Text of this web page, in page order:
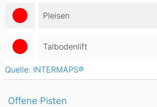
Offene Pisten
Pleisen
Talbodenlift
Quelle: INTERMAPS®